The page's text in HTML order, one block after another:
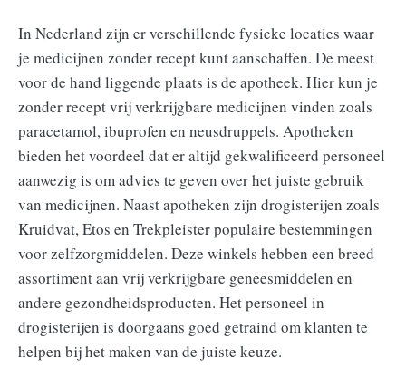
In Nederland zijn er verschillende fysieke locaties waar
je medicijnen zonder recept kunt aanschaffen. De meest
voor de hand liggende plaats is de apotheek. Hier kun je
zonder recept vrij verkrijgbare medicijnen vinden zoals
paracetamol, ibuprofen en neusdruppels. Apotheken
bieden het voordeel dat er altijd gekwalificeerd personeel
aanwezig is om advies te geven over het juiste gebruik
van medicijnen. Naast apotheken zijn drogisterijen zoals
Kruidvat, Etos en Trekpleister populaire bestemmingen
voor zelfzorgmiddelen. Deze winkels hebben een breed
assortiment aan vrij verkrijgbare geneesmiddelen en
andere gezondheidsproducten. Het personeel in
drogisterijen is doorgaans goed getraind om klanten te
helpen bij het maken van de juiste keuze.